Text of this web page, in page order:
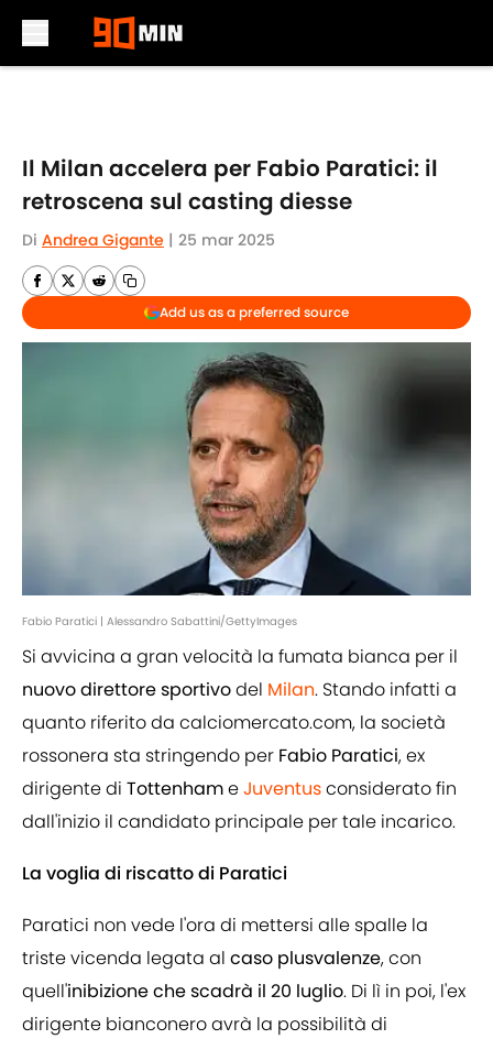
Il Milan accelera per Fabio Paratici: il
retroscena sul casting diesse
Di Andrea Gigante | 25 mar 2025
Add us as a preferred source
Fabio Paratici | Alessandro Sabattini/GettyImages
Si avvicina a gran velocità la fumata bianca per il
nuovo direttore sportivodel Milan. Stando infatti a
quanto riferito da calciomercato.com, la società
rossonera sta stringendo per Fabio Paratici, ex
dirigente di TottenhameJuventusconsiderato fin
dall'inizio il candidato principale per tale incarico.
La voglia di riscatto di Paratici
Paratici non vede l'ora di mettersi alle spalle la
triste vicenda legata al caso plusvalenze, con
quell'inibizione che scadrà il 20 luglio. Di lì in poi, l'ex
dirigente bianconero avrà la possibilità di